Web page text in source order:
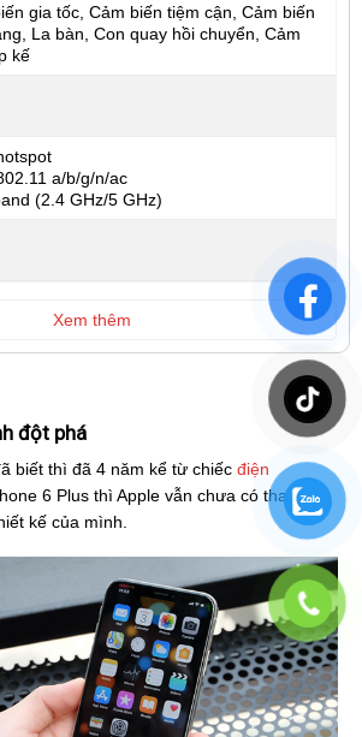
đột phá
biết thì đã 4 năm kể từ chiếc điện
6 Plus thì Apple vẫn chưa có thay đổi
kế của mình.
gia tốc, Cảm biến tiệm cận, Cảm biến
La bàn, Con quay hồi chuyển, Cảm
kế
a/b/g/n/ac
(2.4 GHz/5 GHz)
Xem thêm